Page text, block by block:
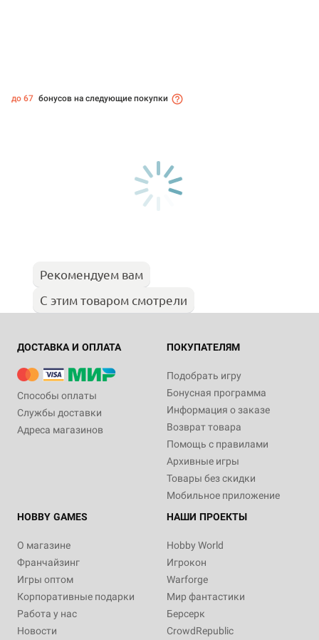
до 67 бонусов на следующие покупки
Рекомендуем вам
С этим товаром смотрели
ДОСТАВКА И ОПЛАТА
Способы оплаты
Службы доставки
Адреса магазинов
ПОКУПАТЕЛЯМ
Подобрать игру
Бонусная программа
Информация о заказе
Возврат товара
Помощь с правилами
Архивные игры
Товары без скидки
Мобильное приложение
HOBBY GAMES
О магазине
Франчайзинг
Игры оптом
Корпоративные подарки
Работа у нас
Новости
НАШИ ПРОЕКТЫ
Hobby World
Игрокон
Warforge
Мир фантастики
Берсерк
CrowdRepublic